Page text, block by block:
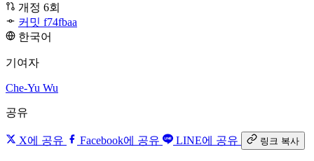
개정 6회
커밋 f74fbaa
한국어
기여자
Che-Yu Wu
공유
X에 공유 Facebook에 공유 LINE에 공유 링크 복사